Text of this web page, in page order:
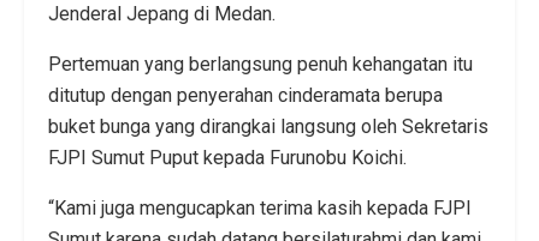
Jenderal Jepang di Medan.
Pertemuan yang berlangsung penuh kehangatan itu
ditutup dengan penyerahan cinderamata berupa
buket bunga yang dirangkai langsung oleh Sekretaris
FJPI Sumut Puput kepada Furunobu Koichi.
“Kami juga mengucapkan terima kasih kepada FJPI